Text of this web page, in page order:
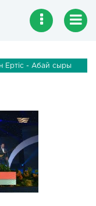
Ертіс - Абай сыры